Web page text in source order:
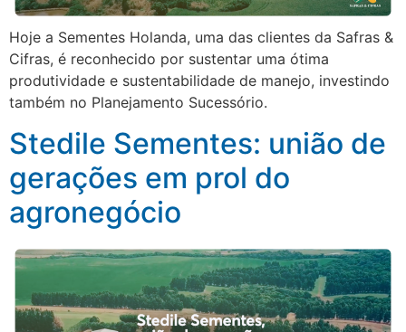
Hoje a Sementes Holanda, uma das clientes da Safras &
Cifras, é reconhecido por sustentar uma ótima
produtividade e sustentabilidade de manejo, investindo
também no Planejamento Sucessório.
Stedile Sementes: união de
gerações em prol do
agronegócio